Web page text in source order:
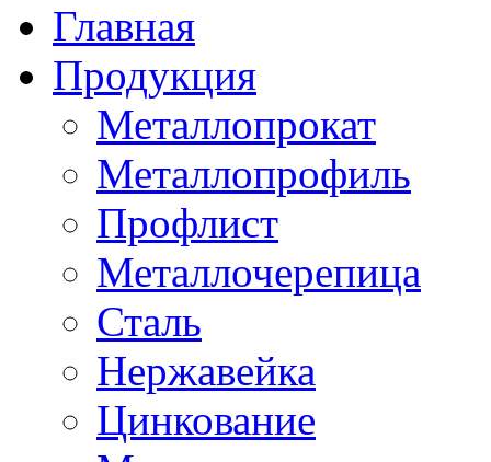
Главная
Продукция
Металлопрокат
Металлопрофиль
Профлист
Металлочерепица
Сталь
Нержавейка
Цинкование